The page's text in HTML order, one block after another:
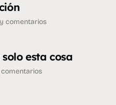
comentarios
esta cosa
comentarios